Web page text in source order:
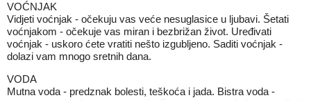
VOĆNJAK
Vidjeti voćnjak - očekuju vas veće nesuglasice u ljubavi. Šetati
voćnjakom - očekuje vas miran i bezbrižan život. Uređivati
voćnjak - uskoro ćete vratiti nešto izgubljeno. Saditi voćnjak -
dolazi vam mnogo sretnih dana.
VODA
Mutna voda - predznak bolesti, teškoća i jada. Bistra voda -